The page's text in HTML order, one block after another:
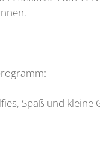
Spaß und kleine